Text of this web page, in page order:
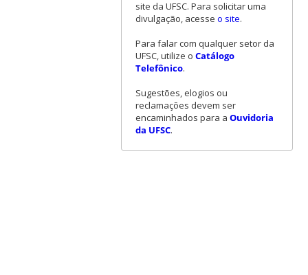
site da UFSC. Para solicitar uma
divulgação, acesse o site.
Para falar com qualquer setor da
UFSC, utilize o Catálogo
Telefônico.
Sugestões, elogios ou
reclamações devem ser
encaminhados para a Ouvidoria
da UFSC.